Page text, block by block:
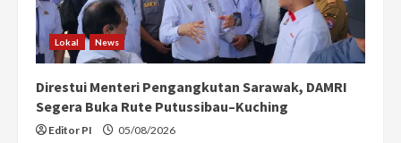
Lokal News
Direstui Menteri Pengangkutan Sarawak, DAMRI
Segera Buka Rute Putussibau–Kuching
Editor PI 05/08/2026